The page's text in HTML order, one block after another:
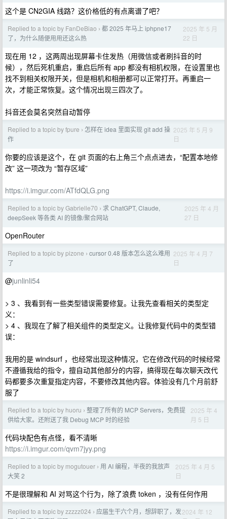
这个是 CN2GIA 线路？这价格低的有点离谱了吧？
Replied to a topic by FanDeBiao › 都 2025 年马上 iphpne17
了，为什么随便用用还这么热
2025 年 5 月
22 日
现在用 12 ，这两周出现屏幕卡住发热（用微信或者刷抖音的时
候），然后死机重启，重启后所有 app 都没有相机权限，在设置里也
找不到相关权限开关，但是相机和相册都可以正常打开。再重启一
次，才能正常恢复。这个情况出现三四次了。
抖音还会莫名突然自动暂停
Replied to a topic by fpure › 怎样在 idea 里面实现 git add 操
作
2025 年 5 月 9
日
你要的应该是这个，在 git 页面的右上角三个点点进去，“配置本地修
改” 这一项改为 “暂存区域”
https://i.imgur.com/ATfdQLG.png
Replied to a topic by Gabrielle70 › 求 ChatGPT, Claude,
deepSeek 等各类 AI 的镜像/聚合网站
2025 年 4 月
27 日
OpenRouter
Replied to a topic by pizone › cursor 0.48 版本怎么这么难用
了
2025 年 4 月 7
日
@junlinli54
> 3 、我看到有一些类型错误需要修复。让我先查看相关的类型定
义：
> 4 、我现在了解了相关组件的类型定义。让我修复代码中的类型错
误：
我用的是 windsurf ，也经常出现这种情况，它在修改代码的时候经常
不遵循我给的指令，擅自动其他部分的内容，搞得现在每次聊天改代
码都要多次重复指定内容，不要修改其他内容。体验没有几个月前舒
服了
Replied to a topic by huoru › 整理了所有的 MCP Servers，免费提
供给大家。还附送了我 Debug MCP 时的经验
2025 年 4
月 5 日
代码块配色有点怪，看不清晰
https://i.imgur.com/qvm7jyy.png
Replied to a topic by mogutouer › 用 AI 编程，半夜的我放声
大笑 2
2025 年 4 月 5
日
不是很理解和 AI 对骂这个行为，除了浪费 token ，没有任何作用
Replied to a topic by zzzzz024 › 应届生干六个月，想辞职了，发2024 年 12